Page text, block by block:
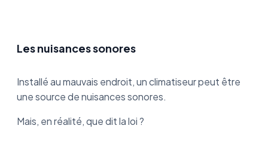
Les nuisances sonores
Installé au mauvais endroit, un climatiseur peut être
une source de nuisances sonores.
Mais, en réalité, que dit la loi ?